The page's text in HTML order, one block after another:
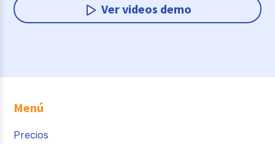
Ver videos demo
Menú
Precios